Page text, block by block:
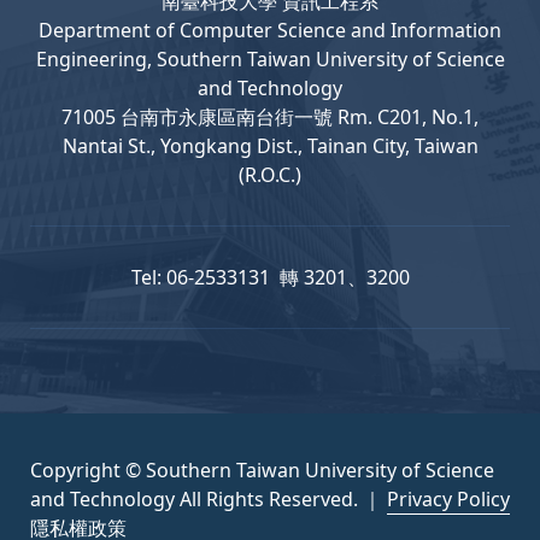
Departmentof ComputerScience and Information
Engineering, Southern Taiwan University of Science
and Technology
71005 台南市永康區南台街一號 Rm. C201, No.1,
Nantai St., Yongkang Dist., Tainan City, Taiwan
(R.O.C.)
Tel: 06-2533131 轉 3201、3200
Copyright © Southern Taiwan University of Science
and Technology All Rights Reserved. ｜ Privacy Policy
隱私權政策